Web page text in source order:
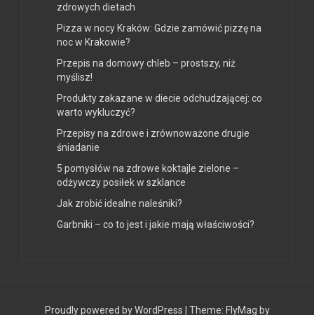
zdrowych dietach
Pizza w nocy Kraków: Gdzie zamówić pizzę na
noc w Krakowie?
Przepis na domowy chleb – prostszy, niż
myślisz!
Produkty zakazane w diecie odchudzającej: co
warto wykluczyć?
Przepisy na zdrowe i zrównoważone drugie
śniadanie
5 pomysłów na zdrowe koktajle zielone –
odżywczy posiłek w szklance
Jak zrobić idealne naleśniki?
Garbniki – co to jest i jakie mają właściwości?
Proudly powered by WordPress Theme: FlyMag by